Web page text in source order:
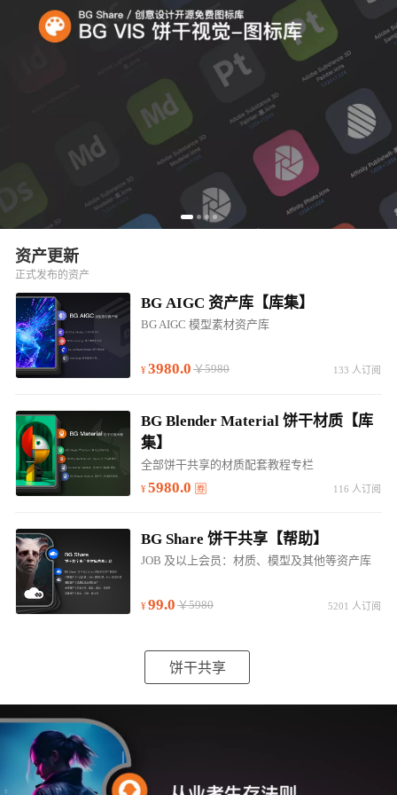
资产更新
正式发布的资产
BG AIGC 资产库【库集】
BG AIGC 模型素材资产库
3980.0 ￥5980 133 人订阅
BG Blender Material 饼干材质【库
集】
全部饼干共享的材质配套教程专栏
5980.0 116 人订阅
BG Share 饼干共享【帮助】
JOB 及以上会员：材质、模型及其他等资产库
99.0 ￥5980 5201 人订阅
饼干共享